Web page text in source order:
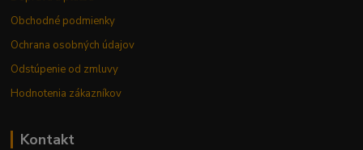
Obchodné podmienky
Ochrana osobných údajov
Odstúpenie od zmluvy
Hodnotenia zákazníkov
Kontakt